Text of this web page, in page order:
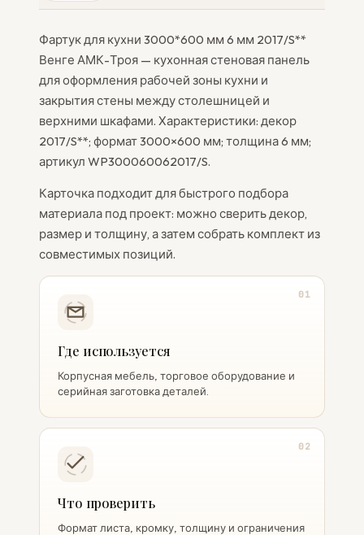
Фартук для кухни 3000*600 мм 6 мм 2017/S**
Венге АМК-Троя — кухонная стеновая панель
для оформления рабочей зоны кухни и
закрытия стены между столешницей и
верхними шкафами. Характеристики: декор
2017/S**; формат 3000×600 мм; толщина 6 мм;
артикул WP300060062017/S.
Карточка подходит для быстрого подбора
материала под проект: можно сверить декор,
размер и толщину, а затем собрать комплект из
совместимых позиций.
01
Где используется
Корпусная мебель, торговое оборудование и
серийная заготовка деталей.
02
Что проверить
Формат листа, кромку, толщину и ограничения